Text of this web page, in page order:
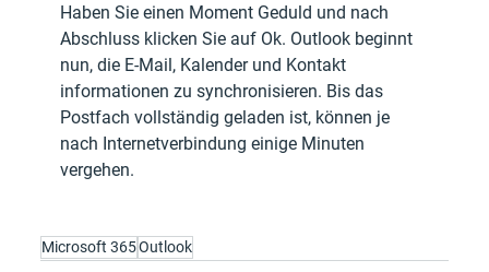
Haben Sie einen Moment Geduld und nach
Abschluss klicken Sie auf Ok. Outlook beginnt
nun, die E-Mail, Kalender und Kontakt
informationen zu synchronisieren. Bis das
Postfach vollständig geladen ist, können je
nach Internetverbindung einige Minuten
vergehen.
Microsoft 365Outlook